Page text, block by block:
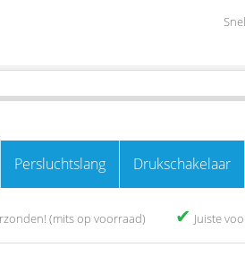
Persluchtslang Drukschakelaar
(mits op voorraad) ✔ Juiste